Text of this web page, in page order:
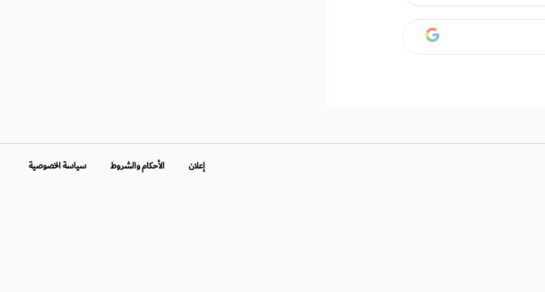
إعلان الأحكام والشروط سياسة الخصوصية